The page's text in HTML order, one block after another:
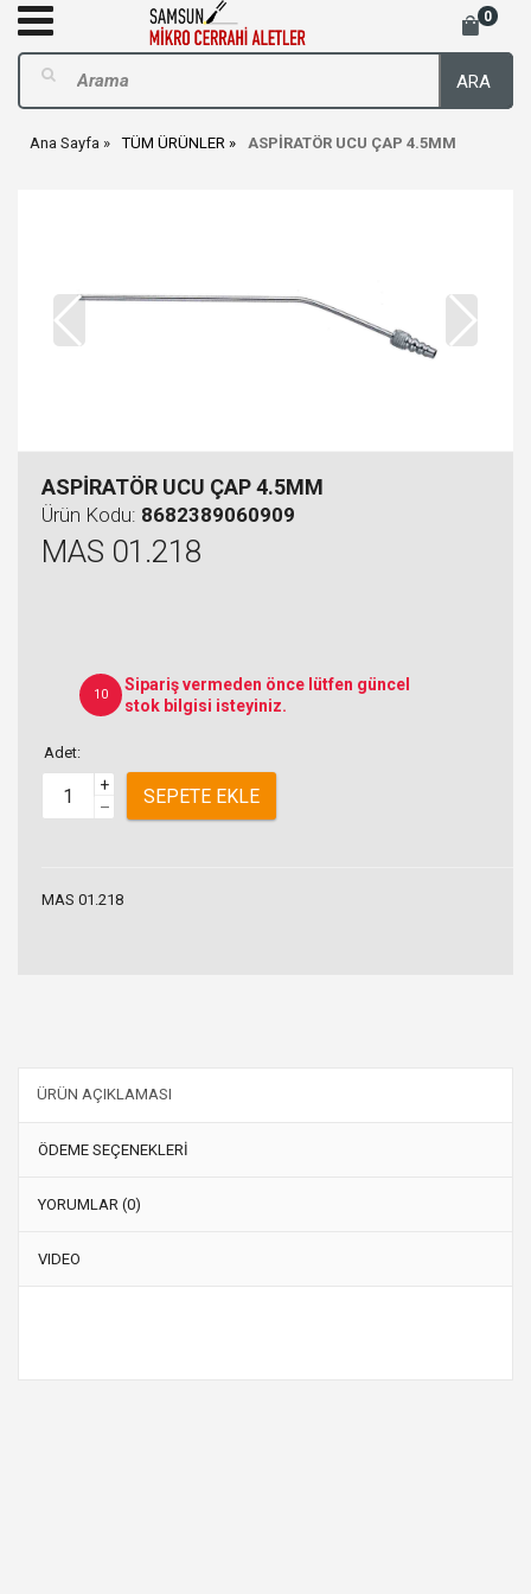
0
ARA
Ana Sayfa TÜM ÜRÜNLER ASPİRATÖR UCU ÇAP 4.5MM
ASPİRATÖR UCU ÇAP 4.5MM
Ürün Kodu: 8682389060909
MAS 01.218
10
Sipariş vermeden önce lütfen güncel
stok bilgisi isteyiniz.
Adet:
+
–
SEPETE EKLE
MAS 01.218
ÜRÜN AÇIKLAMASI
ÖDEME SEÇENEKLERİ
YORUMLAR (0)
VIDEO